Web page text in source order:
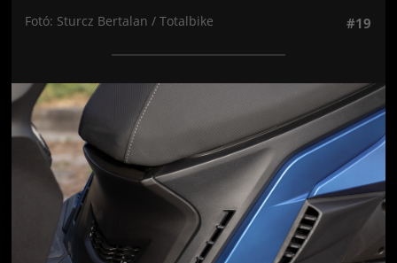
Fotó: Sturcz Bertalan / Totalbike #19
Jön még kép!